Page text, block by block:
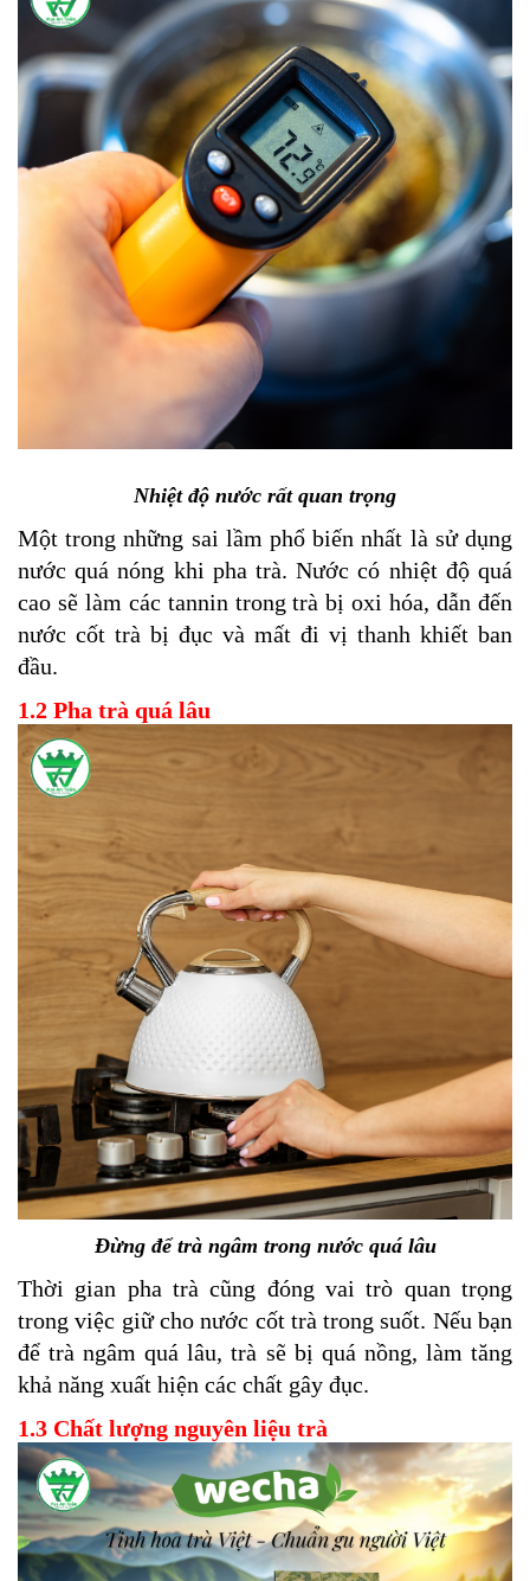
Nhiệt độ nước rất quan trọng
Một trong những sai lầm phổ biến nhất là sử dụng
nước quá nóng khi pha trà. Nước có nhiệt độ quá
cao sẽ làm các tannin trong trà bị oxi hóa, dẫn đến
nước cốt trà bị đục và mất đi vị thanh khiết ban
đầu.
1.2 Pha trà quá lâu
Đừng để trà ngâm trong nước quá lâu
Thời gian pha trà cũng đóng vai trò quan trọng
trong việc giữ cho nước cốt trà trong suốt. Nếu bạn
để trà ngâm quá lâu, trà sẽ bị quá nồng, làm tăng
khả năng xuất hiện các chất gây đục.
1.3 Chất lượng nguyên liệu trà